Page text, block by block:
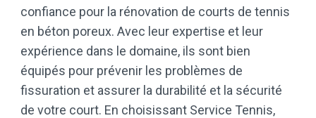
confiance pour la rénovation de courts de tennis
en béton poreux. Avec leur expertise et leur
expérience dans le domaine, ils sont bien
équipés pour prévenir les problèmes de
fissuration et assurer la durabilité et la sécurité
de votre court. En choisissant Service Tennis,